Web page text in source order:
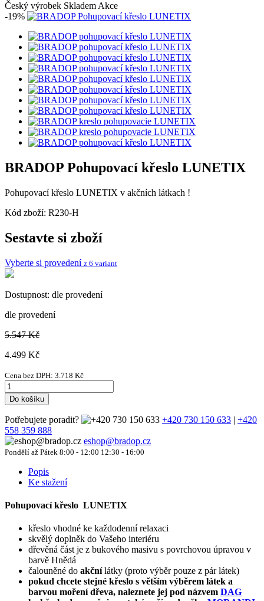
Český výrobek Skladem Akce
-19%
BRADOP Pohupovací křeslo LUNETIX
Pohupovací křeslo LUNETIX v akčních látkach !
Kód zboží: R230-H
Sestavte si zboží
Vyberte si provedení z 6 variant
Dostupnost: dle provedení
dle provedení
5.547 Kč
4.499 Kč
Cena bez DPH: 3.718 Kč
Do košíku
Potřebujete poradit? +420 730 150 633 | +420
558 359 888
eshop@bradop.cz
Pondělí až Pátek 8:00 - 12:00 12:30 - 16:00
Popis
Ke stažení
Pohupovací křeslo LUNETIX
křeslo vhodné ke každodenní relaxaci
skvělý doplněk do Vašeho interiéru
dřevěná část je z bukového masivu s povrchovou úpravou v
barvě Hnědá
čalouněné do akčnílátky (proto výběr pouze z pár látek)
pokud chcete stejné křeslo s větším výběrem látek a
barvou moření dřeva, naleznete jej pod názvem DAG